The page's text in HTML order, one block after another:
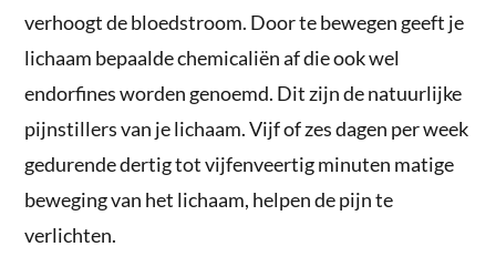
verhoogt de bloedstroom. Door te bewegen geeft je
lichaam bepaalde chemicaliën af die ook wel
endorfines worden genoemd. Dit zijn de natuurlijke
pijnstillers van je lichaam. Vijf of zes dagen per week
gedurende dertig tot vijfenveertig minuten matige
beweging van het lichaam, helpen de pijn te
verlichten.